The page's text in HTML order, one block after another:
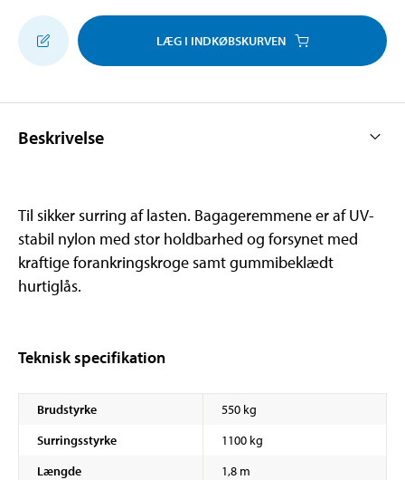
LÆG I INDKØBSKURVEN
Beskrivelse
Til sikker surring af lasten. Bagageremmene er af UV-
stabil nylon med stor holdbarhed og forsynet med
kraftige forankringskroge samt gummibeklædt
hurtiglås.
Teknisk specifikation
Brudstyrke
550 kg
Surringsstyrke
1100 kg
Længde
1,8 m